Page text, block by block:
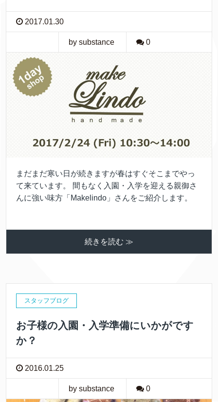
2017.01.30
by substance 0
まだまだ寒い日が続きますが春はすぐそこまでやっ
て来ています。 間もなく入園・入学を迎える親御さ
んに強い味方「Makelindo」さんをご紹介します。
続きを読む ≫
スタッフブログ
お子様の入園・入学準備にいかがです
か？
2016.01.25
by substance 0